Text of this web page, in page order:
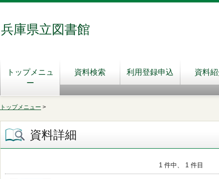
兵庫県立図書館
トップメニュ
ー
資料検索 利用登録申込 資料
トップメニュー >
資料詳細
1 件中、 1 件目